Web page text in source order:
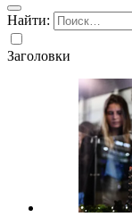
Найти:
Заголовки